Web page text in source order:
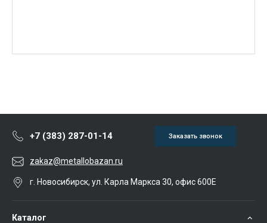
+7 (383) 287-01-14 Заказать звонок
zakaz@metallobazan.ru
г. Новосибирск, ул. Карла Маркса 30, офис 600Е
Каталог